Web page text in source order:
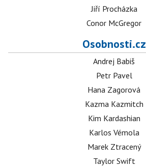
Jiří Procházka
Conor McGregor
Osobnosti.cz
Andrej Babiš
Petr Pavel
Hana Zagorová
Kazma Kazmitch
Kim Kardashian
Karlos Vémola
Marek Ztracený
Taylor Swift